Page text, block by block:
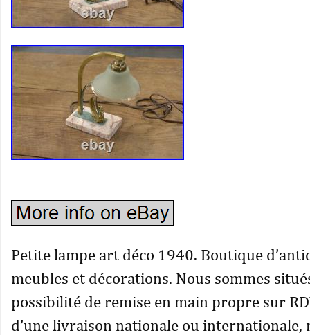
Petite lampe art déco 1940. Boutique
meubles et décorations. Nous sommes
possibilité de remise en main propre sur
d’une livraison nationale ou internationale,